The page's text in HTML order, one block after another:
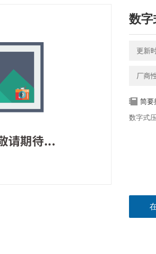
数字
更新
厂商
简要
数字式